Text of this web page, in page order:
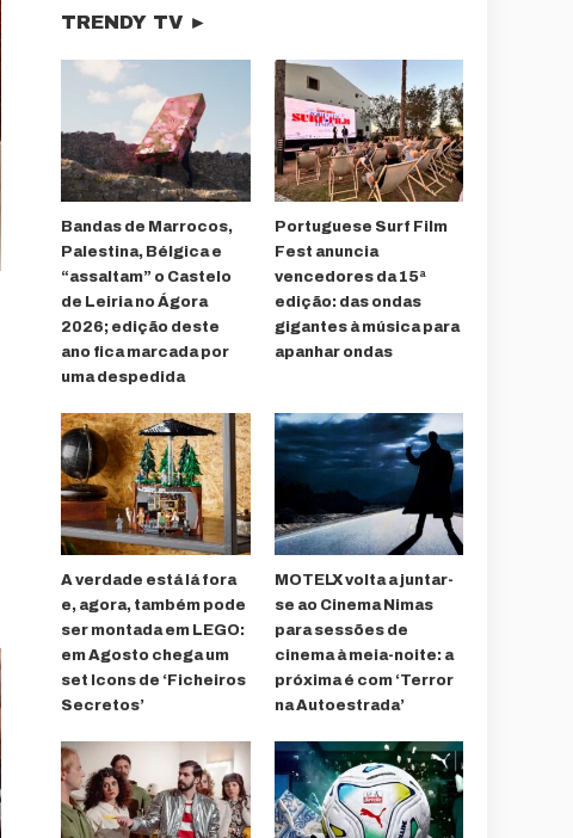
TRENDY TV ►
Bandas de Marrocos,
Palestina, Bélgica e
“assaltam” o Castelo
de Leiria no Ágora
2026; edição deste
ano fica marcada por
uma despedida
Portuguese Surf Film
Fest anuncia
vencedores da 15ª
edição: das ondas
gigantes à música para
apanhar ondas
A verdade está lá fora
e, agora, também pode
ser montada em LEGO:
em Agosto chega um
set Icons de ‘Ficheiros
Secretos’
MOTELX volta a juntar-
se ao Cinema Nimas
para sessões de
cinema à meia-noite: a
próxima é com ‘Terror
na Autoestrada’